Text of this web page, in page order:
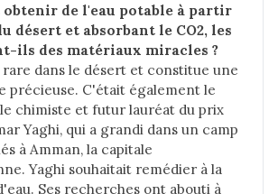
obtenir de l'eau potable à partir
désert et absorbant le CO2, les
ils des matériaux miracles ?
rare dans le désert et constitue une
précieuse. C'était également le
chimiste et futur lauréat du prix
Yaghi, qui a grandi dans un camp
à Amman, la capitale
Yaghi souhaitait remédier à la
Ses recherches ont abouti à